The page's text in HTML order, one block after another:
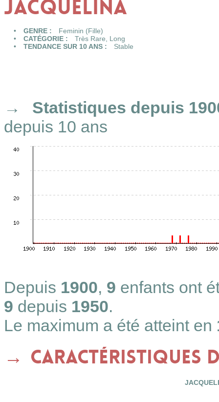
JACQUELINA
GENRE :
Feminin (Fille)
CATÉGORIE :
Très Rare
Long
TENDANCE SUR 10 ANS :
Stable
Statistiques depuis
depuis 10 ans
Depuis 1900, 9 enfants ont
9 depuis 1950.
Le maximum a été atteint en
Caractéristiques